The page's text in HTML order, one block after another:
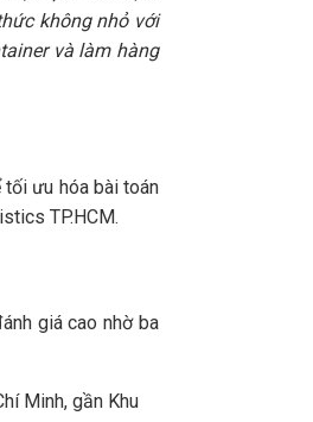
không nhỏ với
và làm hàng
ưu hóa bài toán
TP.HCM.
giá cao nhờ ba
Minh, gần Khu